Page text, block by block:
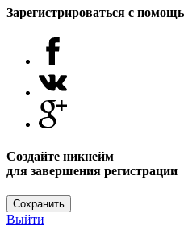
Зарегистрироваться с
Создайте никнейм
для завершения регистрации
Сохранить
Выйти